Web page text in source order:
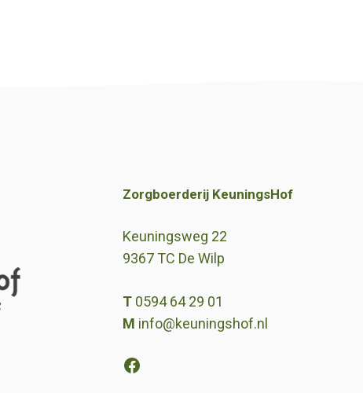
Zorgboerderij KeuningsHof
Keuningsweg 22
9367 TC De Wilp
T 0594 64 29 01
M info@keuningshof.nl
Facebook